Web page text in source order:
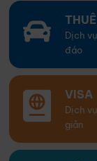
Dịch
đáo
VISA
Dịch
giản